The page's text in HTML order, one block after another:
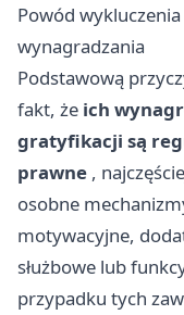
Powód
wynagradzania
Podstawową
fakt, że ich
gratyfikacji są
prawne ,
osobne
motywacyjne,
służbowe lub
przypadku tych